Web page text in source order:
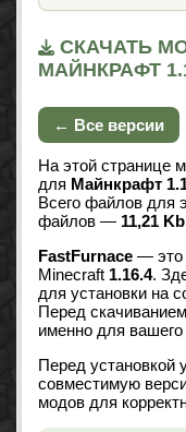
СКАЧАТЬ
МАЙНКРАФТ
← Все версии
На этой странице
для Майнкрафт
Всего файлов для
файлов — 11,21 Kb
FastFurnace — это
Minecraft 1.16.4.
для установки на
Перед
именно для
Перед установкой
совместимую
модов для